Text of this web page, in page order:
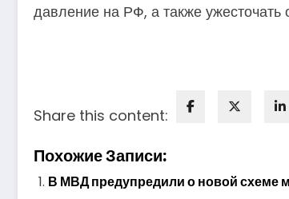
давление на РФ, а также ужесточать
Share this content:
Похожие Записи:
В МВД предупредили о новой схеме